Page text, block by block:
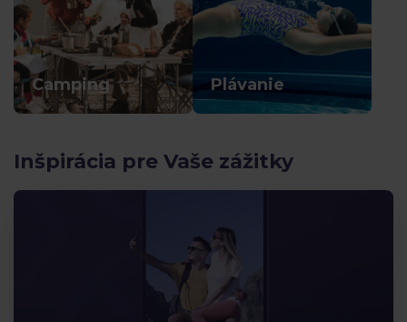
Camping Plávanie
Inšpirácia pre Vaše zážitky